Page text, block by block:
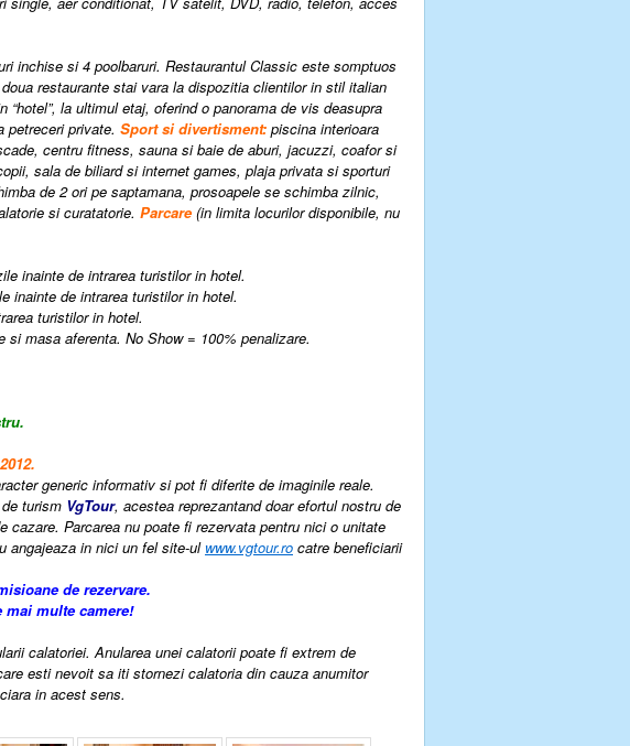
inchise si 4 poolbaruri. Restaurantul Classic este somptuos
restaurante stai vara la dispozitia clientilor in stil italian
la ultimul etaj, oferind o panorama de vis deasupra
petreceri private. Sport si divertisment: piscina interioara
centru fitness, sauna si baie de aburi, jacuzzi, coafor si
sala de biliard si internet games, plaja privata si sporturi
de 2 ori pe saptamana, prosoapele se schimba zilnic,
si curatatorie. Parcare(in limita locurilor disponibile, nu
inainte de intrarea turistilor in hotel.
inainte de intrarea turistilor in hotel.
turistilor in hotel.
masa aferenta. No Show = 100% penalizare.
generic informativ si pot fi diferite de imaginile reale.
turism VgTour, acestea reprezantand doar efortul nostru de
Parcarea nu poate fi rezervata pentru nici o unitate
angajeaza in nici un fel site-ul www.vgtour.ro catre beneficiarii
de rezervare.
mai multe camere!
calatoriei. Anularea unei calatorii poate fi extrem de
esti nevoit sa iti stornezi calatoria din cauza anumitor
in acest sens.